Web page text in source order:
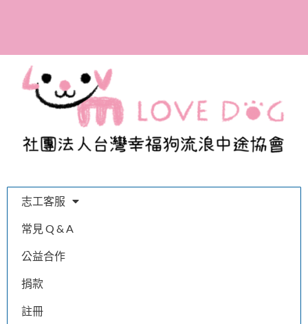
全台首間寫出百隻浪浪的
故事，體會幸福的溫度與
我們的認真
志工客服
常見 Q & A
公益合作
捐款
註冊